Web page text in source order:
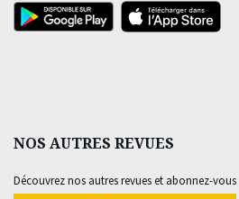
NOS AUTRES REVUES
Découvrez nos autres revues et abonnez-vous